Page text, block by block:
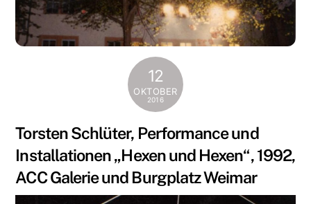
12
OKTOBER
2016
Torsten Schlüter, Performance und
Installationen „Hexen und Hexen“, 1992,
ACC Galerie und Burgplatz Weimar